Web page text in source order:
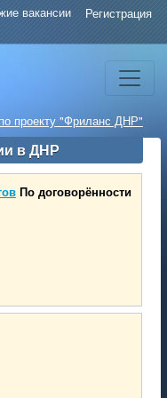
вакансии Регистрация
проекту "Фриланс ДНР"
в ДНР
По договорённости